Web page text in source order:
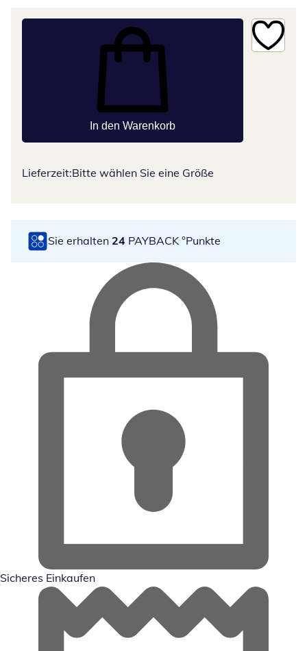
In den Warenkorb
Lieferzeit:Bitte wählen Sie eine Größe
Sie erhalten 24 PAYBACK °Punkte
Sicheres Einkaufen